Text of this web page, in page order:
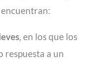
encuentran:
, en los que los
respuesta a un